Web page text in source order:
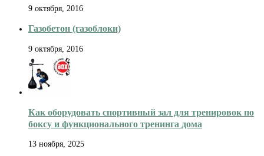
9 октября, 2016
Газобетон (газоблоки)
9 октября, 2016
Как оборудовать спортивный зал для тренировок по
боксу и функционального тренинга дома
13 ноября, 2025